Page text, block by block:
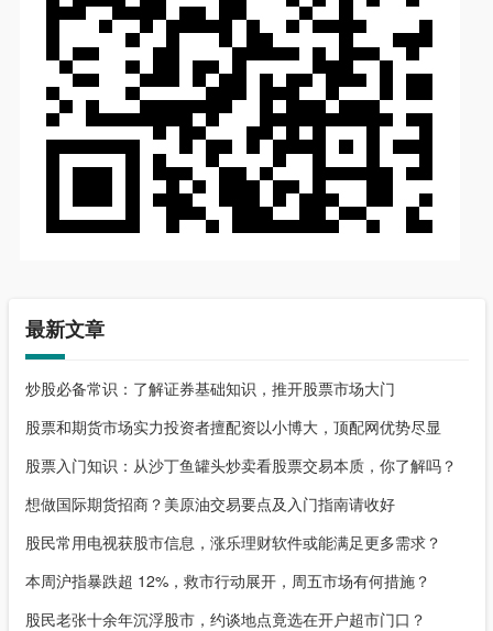
最新文章
炒股必备常识：了解证券基础知识，推开股票市场大门
股票和期货市场实力投资者擅配资以小博大，顶配网优势尽显
股票入门知识：从沙丁鱼罐头炒卖看股票交易本质，你了解吗？
想做国际期货招商？美原油交易要点及入门指南请收好
股民常用电视获股市信息，涨乐理财软件或能满足更多需求？
本周沪指暴跌超 12%，救市行动展开，周五市场有何措施？
股民老张十余年沉浮股市，约谈地点竟选在开户超市门口？